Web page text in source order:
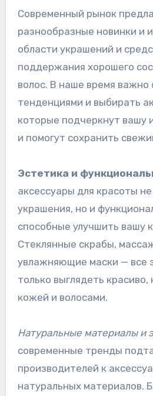
Современный рынок
разнообразные новинки и
области украшений и
поддержания хорошего
волос. В наше время важно
тенденциями и выбирать
которые подчеркнут вашу
и помогут сохранить
Эстетика и
аксессуары для красоты
украшения, но и
способные улучшить вашу
Стеклянные скрабы,
увлажняющие маски — все
только выглядеть
кожей и волосами.
Натуральные материалы и
современные тренды
производителей к
натуральных материалов.